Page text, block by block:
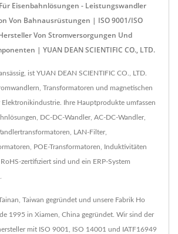
Eisenbahnlösungen - Leistungswandler
Von Bahnausrüstungen | ISO 9001/ISO
Von Stromversorgungen Und
| YUAN DEAN SCIENTIFIC CO., LTD.
ist YUAN DEAN SCIENTIFIC CO., LTD.
Transformatoren und magnetischen
Ihre Hauptprodukte umfassen
DC-DC-Wandler, AC-DC-Wandler,
LAN-Filter,
POE-Transformatoren, Induktivitäten
zertifiziert sind und ein ERP-System
Taiwan gegründet und unsere Fabrik Ho
1995 in Xiamen, China gegründet. Wir sind der
mit ISO 9001, ISO 14001 und IATF16949